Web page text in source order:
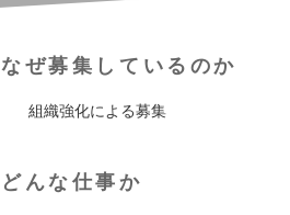
なぜ募集しているのか
組織強化による募集
どんな仕事か